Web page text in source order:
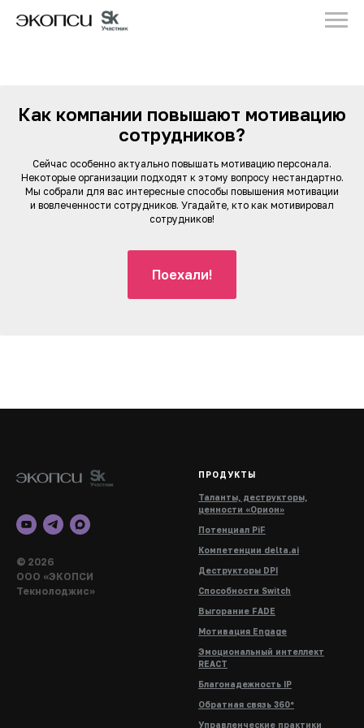
Как компании повышают мотивацию
сотрудников?
Сейчас особенно актуально повышать мотивацию персонала.
Некоторые организации подходят к этому вопросу нестандартно.
Мы собрали для вас интересные способы повышения мотивации
и вовлеченности сотрудников. Угадайте, кто как мотивировал
сотрудников!
Поехали!
© 2026
ООО «ЭКОПСИ
Текнолоджис»
ПРОДУКТЫ
Таланты, деструкторы,
ценности «Орион»
Потенциал PiF
Компетенции delta.ai
Деструкторы DPI
Способности Switch
Выгорание FADE
Мотивация Engage
Эмоциональный интеллект
REACT
Благонадежность IP
Обратная связь 360°
Управленческие практики